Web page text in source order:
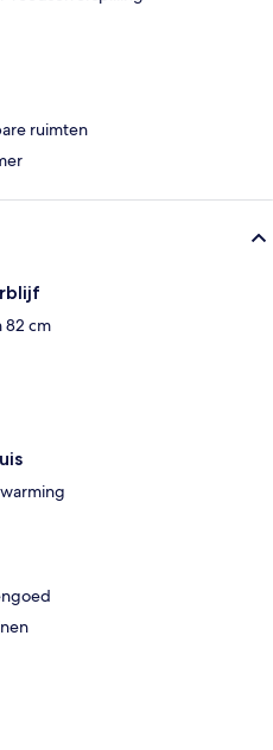
ruimten
82 cm